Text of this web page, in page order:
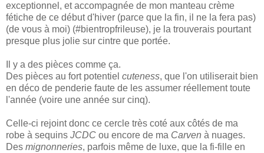
exceptionnel, et accompagnée de mon manteau crème
fétiche de ce début d'hiver (parce que la fin, il ne la fera pas)
(de vous à moi) (#bientropfrileuse), je la trouverais pourtant
presque plus jolie sur cintre que portée.
Il y a des pièces comme ça.
Des pièces au fort potentiel cuteness, que l'on utiliserait bien
en déco de penderie faute de les assumer réellement toute
l'année (voire une année sur cinq).
Celle-ci rejoint donc ce cercle très coté aux côtés de ma
robe à sequins JCDC ou encore de ma Carven à nuages.
Des mignonneries, parfois même de luxe, que la fi-fille en